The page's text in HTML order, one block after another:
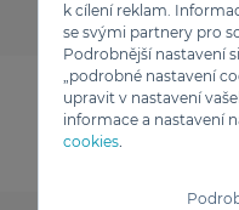
k cílení reklam.
se svými partnery pro
Podrobnější nastavení
„podrobné nastavení
upravit v nastavení
informace a nastavení
cookies.